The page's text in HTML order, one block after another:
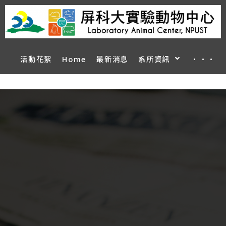
活動花絮 Home 最新消息 系所資訊 ···